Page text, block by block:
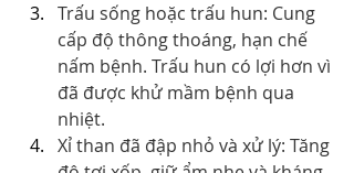
Trấu sống hoặc trấu hun: Cung
cấp độ thông thoáng, hạn chế
nấm bệnh. Trấu hun có lợi hơn vì
đã được khử mầm bệnh qua
nhiệt.
Xỉ than đã đập nhỏ và xử lý: Tăng